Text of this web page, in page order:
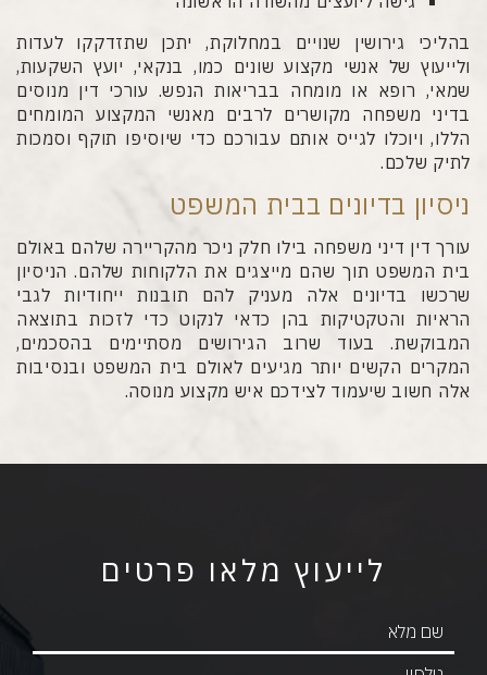
בהליכי גירושין שנויים במחלוקת, יתכן שתזדקקו לעדות
ולייעוץ של אנשי מקצוע שונים כמו, בנקאי, יועץ השקעות,
שמאי, רופא או מומחה בבריאות הנפש. עורכי דין מנוסים
בדיני משפחה מקושרים לרבים מאנשי המקצוע המומחים
הללו, ויוכלו לגייס אותם עבורכם כדי שיוסיפו תוקף וסמכות
לתיק שלכם.
ניסיון בדיונים בבית המשפט
עורך דין דיני משפחה בילו חלק ניכר מהקריירה שלהם באולם
בית המשפט תוך שהם מייצגים את הלקוחות שלהם. הניסיון
שרכשו בדיונים אלה מעניק להם תובנות ייחודיות לגבי
הראיות והטקטיקות בהן כדאי לנקוט כדי לזכות בתוצאה
המבוקשת. בעוד שרוב הגירושים מסתיימים בהסכמים,
המקרים הקשים יותר מגיעים לאולם בית המשפט ובנסיבות
אלה חשוב שיעמוד לצידכם איש מקצוע מנוסה.
לייעוץ מלאו פרטים